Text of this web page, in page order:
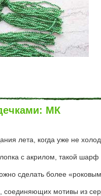
МК
лета, когда уже не
с акрилом, такой
сделать более
мотивы из